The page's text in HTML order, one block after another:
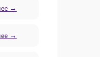
→
→